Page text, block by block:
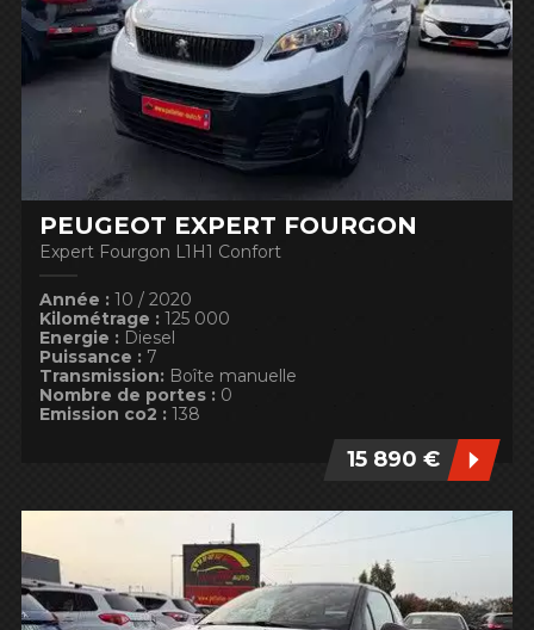
PEUGEOT EXPERT FOURGON
Expert Fourgon L1H1 Confort
Année :10 / 2020
Kilométrage :125 000
Energie :Diesel
Puissance :7
Transmission:Boîte manuelle
Nombre de portes :0
Emission co2 :138
15 890 €